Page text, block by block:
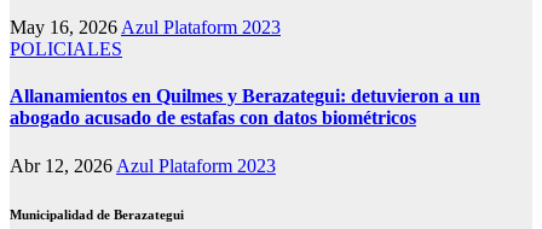
May 16, 2026 Azul Plataform 2023
POLICIALES
Allanamientos en Quilmes y Berazategui: detuvieron a un
abogado acusado de estafas con datos biométricos
Abr 12, 2026 Azul Plataform 2023
Municipalidad de Berazategui